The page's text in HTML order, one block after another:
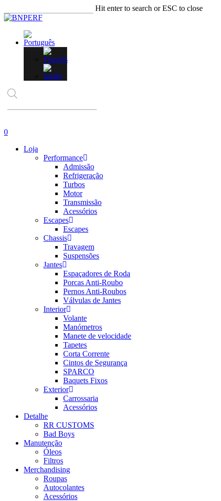
to
content
Hit enter to search or ESC to close
Close
account
0
Loja
Performance
Admissão
Refrigeração
Turbos
Motor
Transmissão
Acessórios
Escapes
Escapes
Chassis
Travagem
Suspensões
Jantes
Espaçadores de Roda
Porcas Anti-Roubo
Pernos Anti-Roubos
Válvulas de Jantes
Interior
Volante
Manómetros
Manete de velocidade
Tapetes
Corta Corrente
Cintos de Segurança
SPARCO
Baquets Fixos
Exterior
Carrossaria
Acessórios
Detalhe
RR CUSTOMS
Bad Boys
Manutenção
Óleos
Filtros
Merchandising
Roupas
Autocolantes
Acessórios